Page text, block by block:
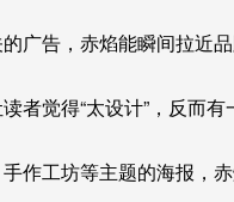
广告，赤焰能瞬间拉近
者觉得“太设计”，反而
作工坊等主题的海报，